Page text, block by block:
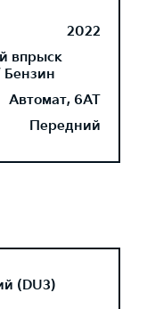
2022
впрыск
Бензин
Автомат, 6AT
Передний
(DU3)